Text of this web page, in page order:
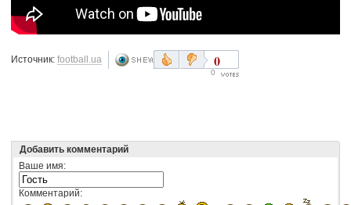
Источник: football.ua 0
0
Добавить комментарий
Ваше имя:
Комментарий: